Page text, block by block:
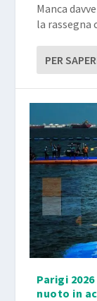
Manca
la rassegna
PER
Parigi
nuoto in